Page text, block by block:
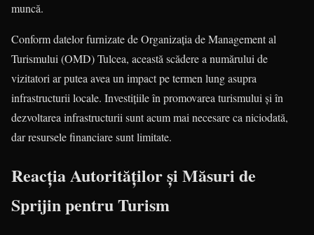
muncă.
Conform datelor furnizate de Organizația de Management al
Turismului (OMD) Tulcea, această scădere a numărului de
vizitatori ar putea avea un impact pe termen lung asupra
infrastructurii locale. Investițiile în promovarea turismului și în
dezvoltarea infrastructurii sunt acum mai necesare ca niciodată,
dar resursele financiare sunt limitate.
Reacția Autorităților și Măsuri de
Sprijin pentru Turism